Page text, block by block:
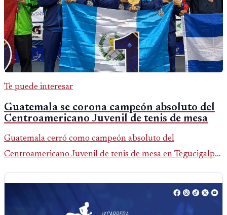
Te puede interesar
Guatemala se corona campeón absoluto del
Centroamericano Juvenil de tenis de mesa
Guatemala cerró como campeón absoluto del
Centroamericano Juvenil de tenis de mesa en Tegucigalpa
difundida por CDAG.